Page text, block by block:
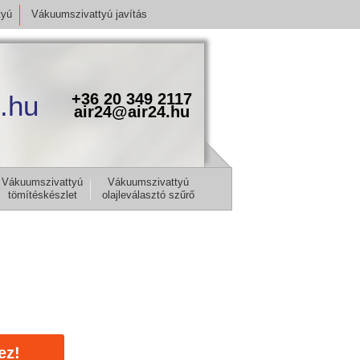
Vákuumszivattyú javítás
+36 20 349 2117
air24@air24.hu
Vákuumszivattyú
tömítéskészlet
Vákuumszivattyú
olajleválasztó szűrő